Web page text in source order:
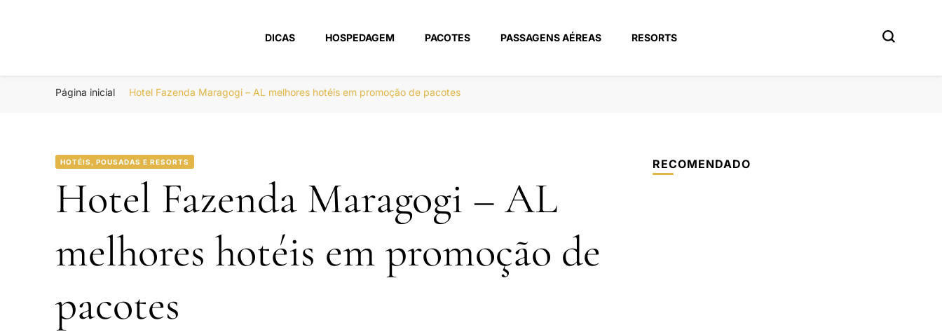
Portal Boa Viagem
DICAS HOSPEDAGEM PACOTES PASSAGENS AÉREAS RESORTS
Página inicial Hotel Fazenda Maragogi – AL melhores hotéis em promoção de pacotes
HOTÉIS, POUSADAS E RESORTS
Hotel Fazenda Maragogi – AL
melhores hotéis em promoção de
pacotes
RECOMENDADO